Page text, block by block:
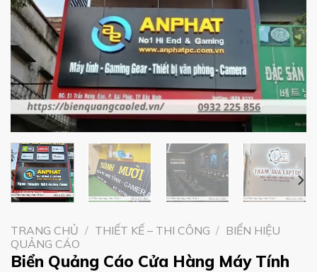
TRANG CHỦ / THIẾT KẾ – THI CÔNG / BIỂN HIỆU
QUẢNG CÁO
Biển Quảng Cáo Cửa Hàng Máy Tính